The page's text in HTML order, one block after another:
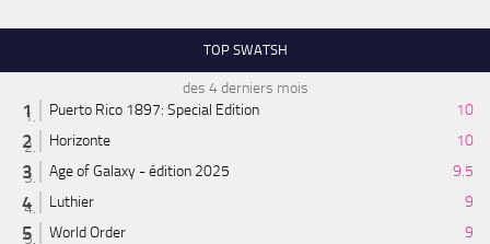
TOP SWATSH
des 4 derniers mois
Puerto Rico 1897: Special Edition
10
Horizonte
10
Age of Galaxy - édition 2025
9.5
Luthier
9
World Order
9